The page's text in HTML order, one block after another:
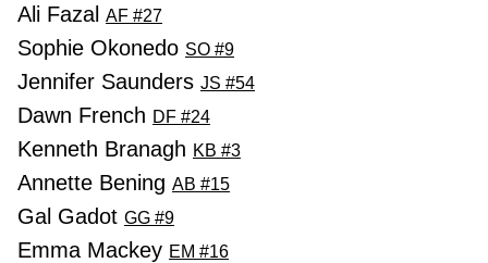
Ali Fazal AF #27
Sophie Okonedo SO #9
Jennifer Saunders JS #54
Dawn French DF #24
Kenneth Branagh KB #3
Annette Bening AB #15
Gal Gadot GG #9
Emma Mackey EM #16